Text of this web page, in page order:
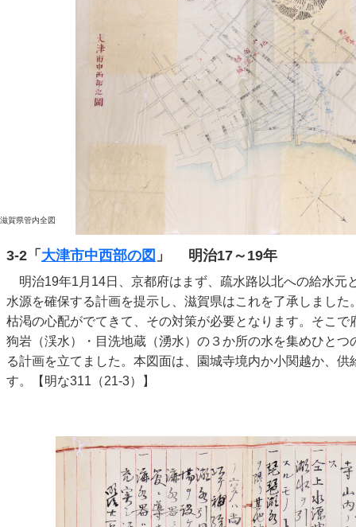
滋賀県管内全図
3-2「 大津市中西部の図 」 明治17～19年
明治19年1月14日、京都府はまず、疏水路以北への給水元
水源を確保する計画を提示し、滋賀県はこれを了承しました
枯渇の心配がでてきて、その対策が必要となります。そこで
狗岩（渓水）・目洗地蔵（湧水）の３か所の水を集めひとつ
る計画を立てました。本図面は、園城寺境内か小関越か、供
す。【明な311（21-3）】